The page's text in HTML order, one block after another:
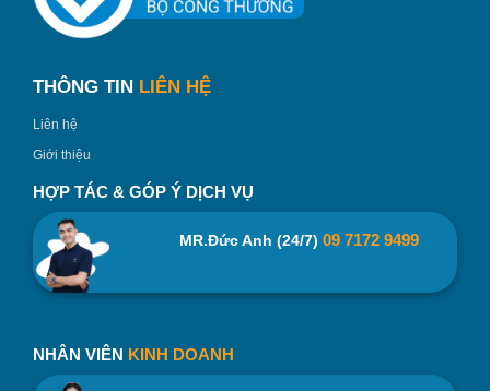
chắn có thể đựng được các vật nặng, tiện lợi cho mang đi
học, đi làm hay đi du lịch,…
THÔNG TIN LIÊN HỆ
Liên hệ
Giới thiệu
HỢP TÁC & GÓP Ý DỊCH VỤ
MR.Đức Anh (24/7) 09 7172 9499
NHÂN VIÊN KINH DOANH